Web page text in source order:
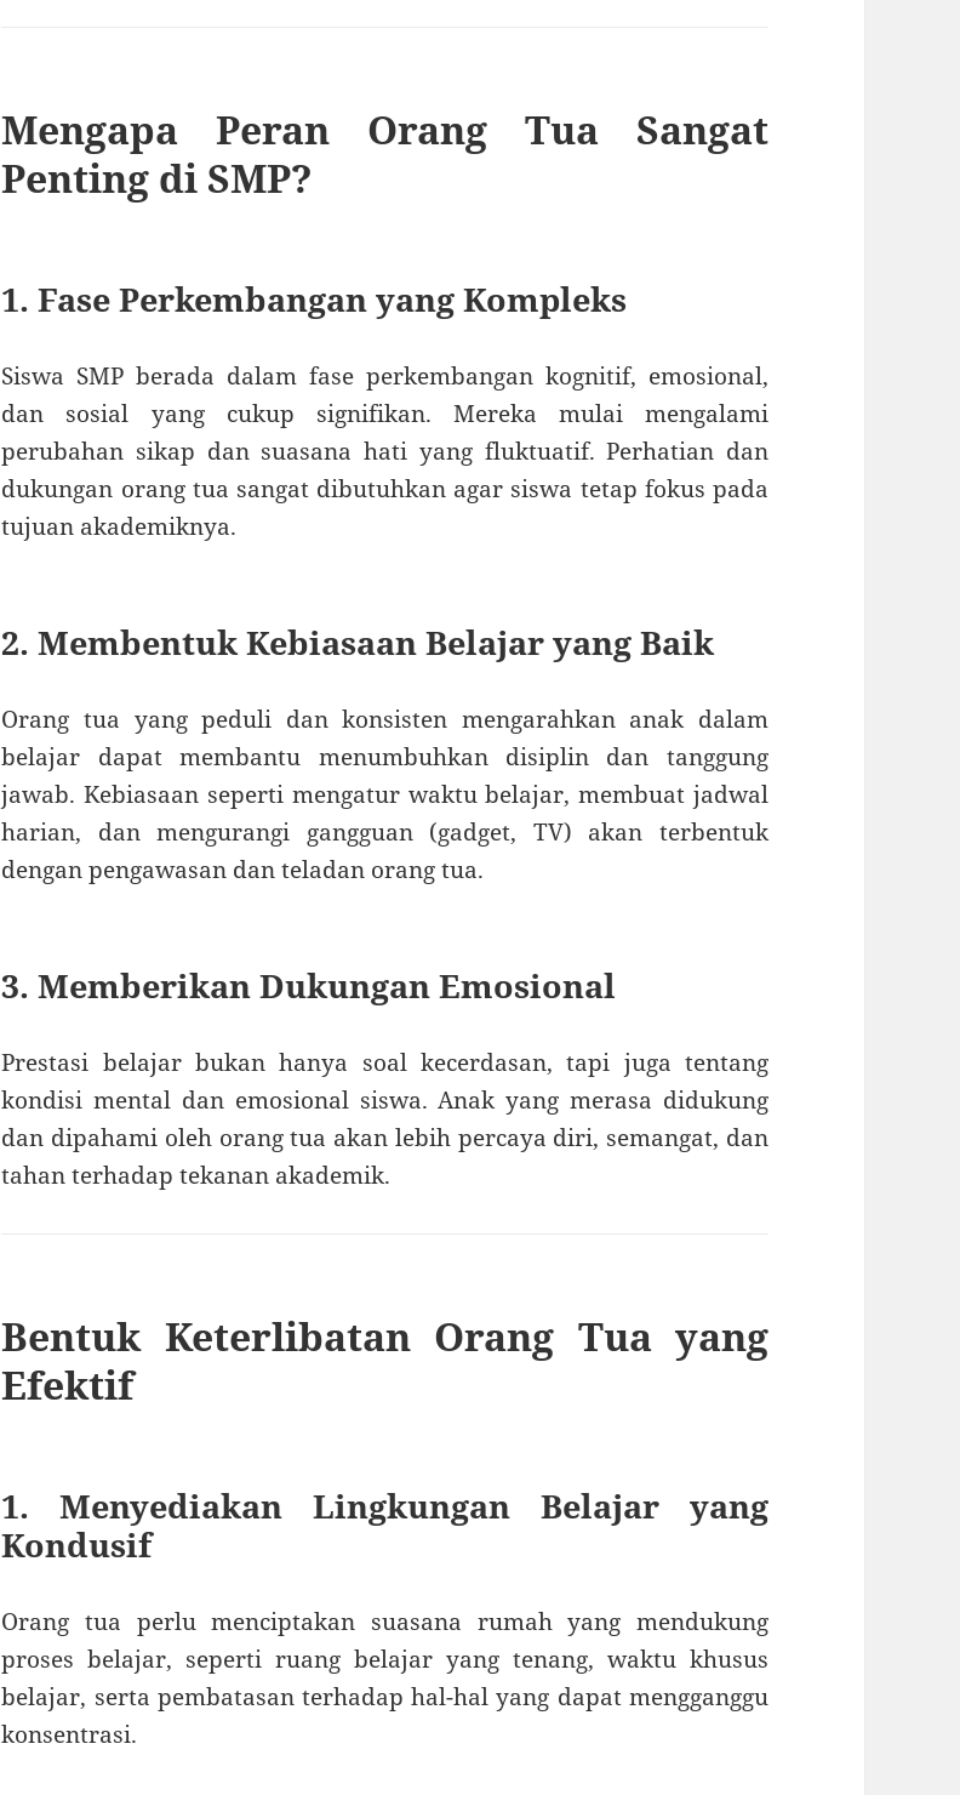
Mengapa Peran Orang Tua Sangat
Penting di SMP?
1. Fase Perkembangan yang Kompleks
Siswa SMP berada dalam fase perkembangan kognitif, emosional,
dan sosial yang cukup signifikan. Mereka mulai mengalami
perubahan sikap dan suasana hati yang fluktuatif. Perhatian dan
dukungan orang tua sangat dibutuhkan agar siswa tetap fokus pada
tujuan akademiknya.
2. Membentuk Kebiasaan Belajar yang Baik
Orang tua yang peduli dan konsisten mengarahkan anak dalam
belajar dapat membantu menumbuhkan disiplin dan tanggung
jawab. Kebiasaan seperti mengatur waktu belajar, membuat jadwal
harian, dan mengurangi gangguan (gadget, TV) akan terbentuk
dengan pengawasan dan teladan orang tua.
3. Memberikan Dukungan Emosional
Prestasi belajar bukan hanya soal kecerdasan, tapi juga tentang
kondisi mental dan emosional siswa. Anak yang merasa didukung
dan dipahami oleh orang tua akan lebih percaya diri, semangat, dan
tahan terhadap tekanan akademik.
Bentuk Keterlibatan Orang Tua yang
Efektif
1. Menyediakan Lingkungan Belajar yang
Kondusif
Orang tua perlu menciptakan suasana rumah yang mendukung
proses belajar, seperti ruang belajar yang tenang, waktu khusus
belajar, serta pembatasan terhadap hal-hal yang dapat mengganggu
konsentrasi.